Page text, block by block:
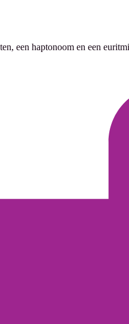
een haptonoom en een